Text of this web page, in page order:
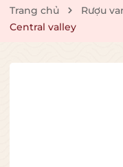
Trang chủ Rượu
Central valley